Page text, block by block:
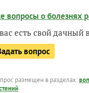
вопросы о болезнях
есть свой
вопрос
размещен в разделах: